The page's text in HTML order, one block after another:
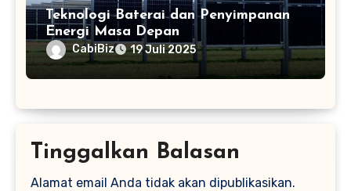
Teknologi Baterai dan Penyimpanan
Energi Masa Depan
CabiBiz 19 Juli 2025
Tinggalkan Balasan
Alamat email Anda tidak akan dipublikasikan.